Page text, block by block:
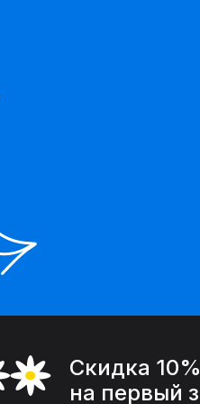
Скидка 10%
на первый